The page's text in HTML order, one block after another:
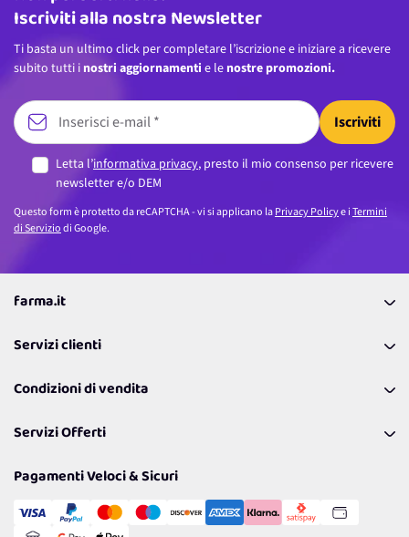
Iscriviti alla nostra Newsletter
Ti basta un ultimo click per completare l’iscrizione e iniziare a ricevere
subito tutti i nostri aggiornamenti e le nostre promozioni.
Iscriviti
Letta l’informativa privacy, presto il mio consenso per ricevere
newsletter e/o DEM
Questo form è protetto da reCAPTCHA - vi si applicano laPrivacy Policye iTermini
di Serviziodi Google.
farma.it
Coupon
Lavora con noi
Politiche per la parità di genere
Servizi clienti
Richiamami
Resi
Condizioni di vendita
Spedizioni
Cookie Policy
Gestisci Cookie
Servizi Offerti
Reso Facile e Veloce
Pagamenti Veloci & Sicuri